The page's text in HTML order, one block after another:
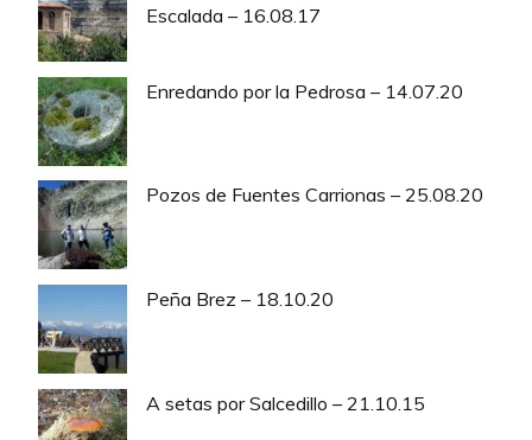
Escalada – 16.08.17
Enredando por la Pedrosa – 14.07.20
Pozos de Fuentes Carrionas – 25.08.20
Peña Brez – 18.10.20
A setas por Salcedillo – 21.10.15